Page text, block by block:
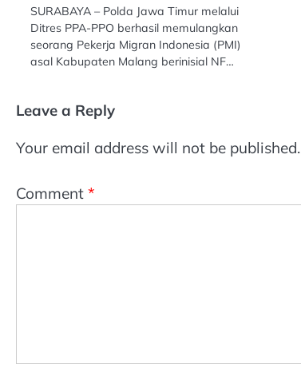
SURABAYA – Polda Jawa Timur melalui
Ditres PPA-PPO berhasil memulangkan
seorang Pekerja Migran Indonesia (PMI)
asal Kabupaten Malang berinisial NF…
Leave a Reply
Your email address will not be published.
Comment *